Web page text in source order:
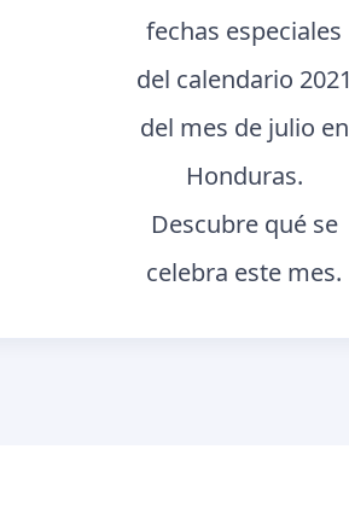
fechas especiales
del calendario 2021
del mes de julio en
Honduras.
Descubre qué se
celebra este mes.